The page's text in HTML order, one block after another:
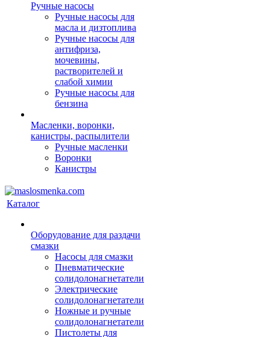
Ручные насосы
Ручные насосы для
масла и дизтоплива
Ручные насосы для
антифриза,
мочевины,
растворителей и
слабой химии
Ручные насосы для
бензина
Масленки, воронки,
канистры, распылители
Ручные масленки
Воронки
Канистры
Каталог
Оборудование для раздачи
смазки
Насосы для смазки
Пневматические
солидолонагнетатели
Электрические
солидолонагнетатели
Ножные и ручные
солидолонагнетатели
Пистолеты для